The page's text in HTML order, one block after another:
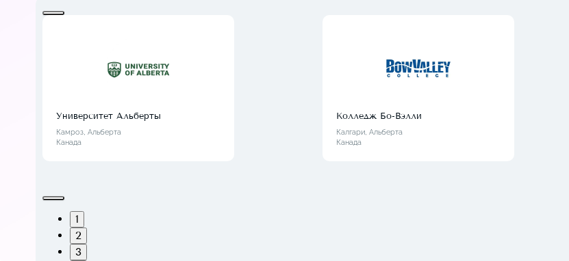
Университет Альберты
Камроз, Альберта
Канада
Колледж Бо-Вэлли
Калгари, Альберта
Канада
1
2
3